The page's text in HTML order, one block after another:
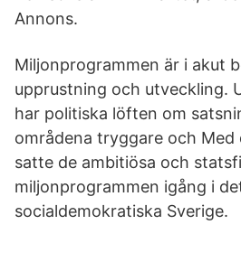
Annons.
Miljonprogrammen är i akut
upprustning och utveckling.
har politiska löften om
områdena tryggare och Med
satte de ambitiösa och
miljonprogrammen igång i
socialdemokratiska Sverige.